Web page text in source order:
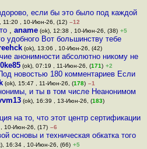
если бы это было под каждой
11:20 , 10-Июн-26, (12) –12
, aname(ok), 12:38 , 10-Июн-26, (38) +5
удобного Вот большинству тебе
(ok), 13:06 , 10-Июн-26, (42)
анонимности абсолютно никому не
(ok), 07:19 , 11-Июн-26, (171) +2
новостью 180 комментариев Если
(ok), 15:47 , 11-Июн-26, (178) –1
и ты в том числе Неанонимом
(ok), 16:39 , 13-Июн-26, (183)
на то, что этот центр сертификации
, 10-Июн-26, (17) –6
основы и техническая обкатка того
16:34 , 10-Июн-26, (66) +5